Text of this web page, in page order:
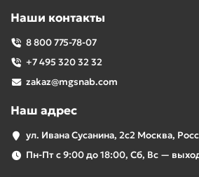
Наши контакты
8 800 775-78-07
+7 495 320 32 32
zakaz@mgsnab.com
Наш адрес
ул. Ивана Сусанина, 2с2 Москва,
Пн-Пт с 9:00 до 18:00, Сб, Вс —